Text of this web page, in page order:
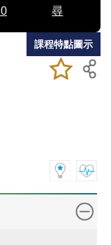
尋
加入/移除
我喜愛的
儲存課程
課程特點圖示